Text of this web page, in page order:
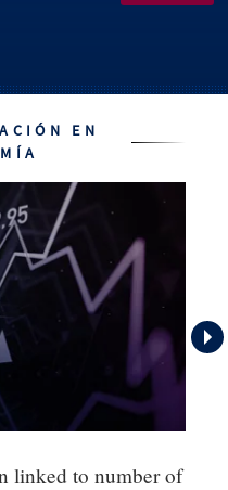
EN
linked to number of